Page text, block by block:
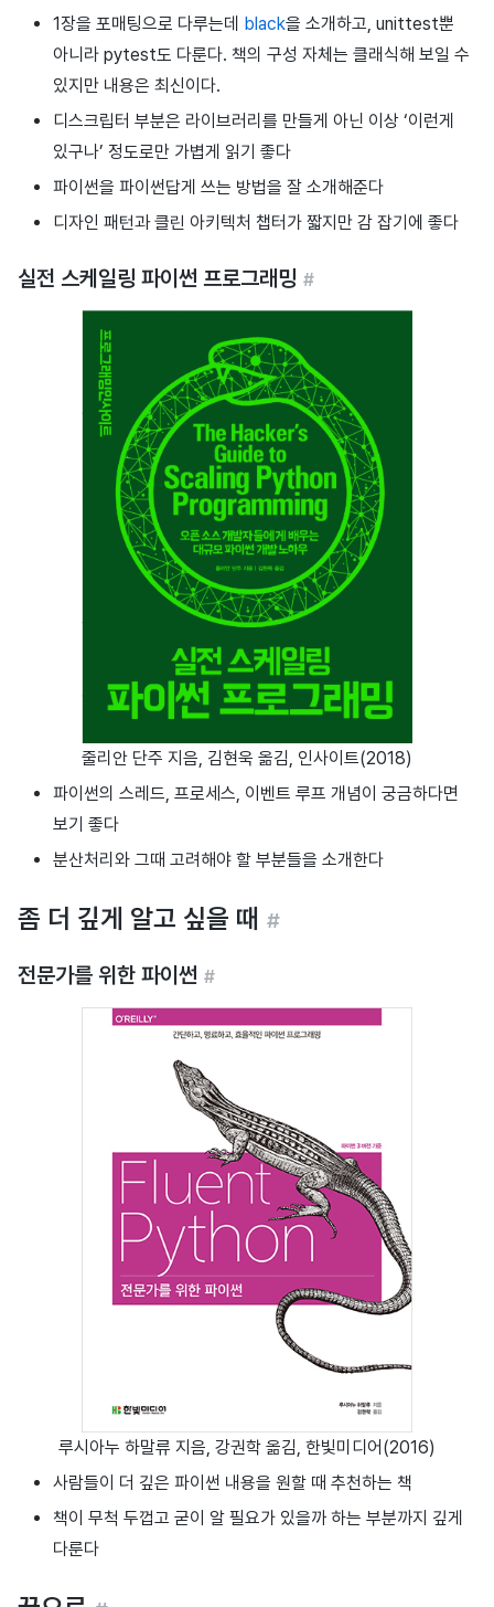
1장을 포매팅으로 다루는데 black을 소개하고, unittest뿐
아니라 pytest도 다룬다. 책의 구성 자체는 클래식해 보일 수
있지만 내용은 최신이다.
디스크립터 부분은 라이브러리를 만들게 아닌 이상 ‘이런게
있구나’ 정도로만 가볍게 읽기 좋다
파이썬을 파이썬답게 쓰는 방법을 잘 소개해준다
디자인 패턴과 클린 아키텍처 챕터가 짧지만 감 잡기에 좋다
실전 스케일링 파이썬 프로그래밍 #
줄리안 단주 지음, 김현욱 옮김, 인사이트(2018)
파이썬의 스레드, 프로세스, 이벤트 루프 개념이 궁금하다면
보기 좋다
분산처리와 그때 고려해야 할 부분들을 소개한다
좀 더 깊게 알고 싶을 때 #
전문가를 위한 파이썬 #
루시아누 하말류 지음, 강권학 옮김, 한빛미디어(2016)
사람들이 더 깊은 파이썬 내용을 원할 때 추천하는 책
책이 무척 두껍고 굳이 알 필요가 있을까 하는 부분까지 깊게
다룬다